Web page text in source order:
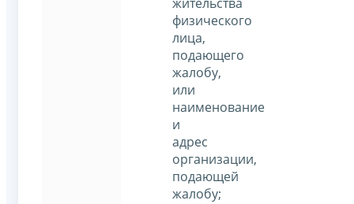
физического
лица,
подающего
жалобу,
или
наименование
и
адрес
организации,
подающей
жалобу;